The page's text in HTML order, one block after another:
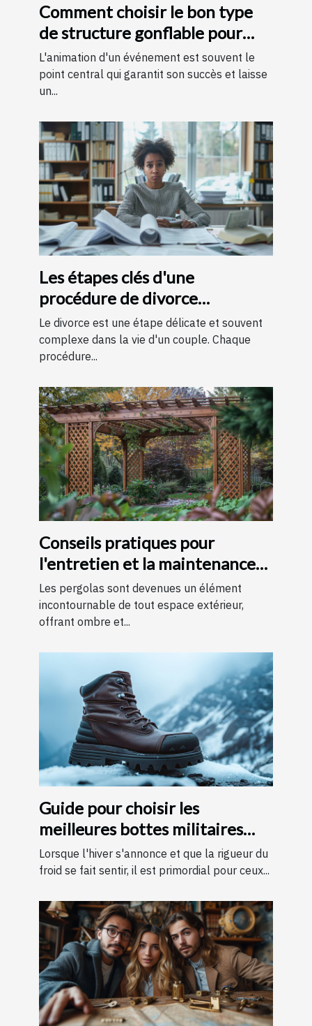
Comment choisir le bon type
de structure gonflable pour
votre événement
L'animation d'un événement est souvent le
point central qui garantit son succès et laisse
un...
Les étapes clés d'une
procédure de divorce
expliquées simplement
Le divorce est une étape délicate et souvent
complexe dans la vie d'un couple. Chaque
procédure...
Conseils pratiques pour
l'entretien et la maintenance
des pergolas
Les pergolas sont devenues un élément
incontournable de tout espace extérieur,
offrant ombre et...
Guide pour choisir les
meilleures bottes militaires
pour l'hiver
Lorsque l'hiver s'annonce et que la rigueur du
froid se fait sentir, il est primordial pour ceux...